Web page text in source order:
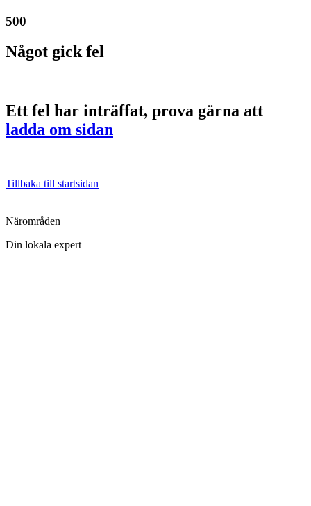
500
Något gick fel
Ett fel har inträffat, prova gärna att
ladda om sidan
Tillbaka till startsidan
Närområden
Din lokala expert